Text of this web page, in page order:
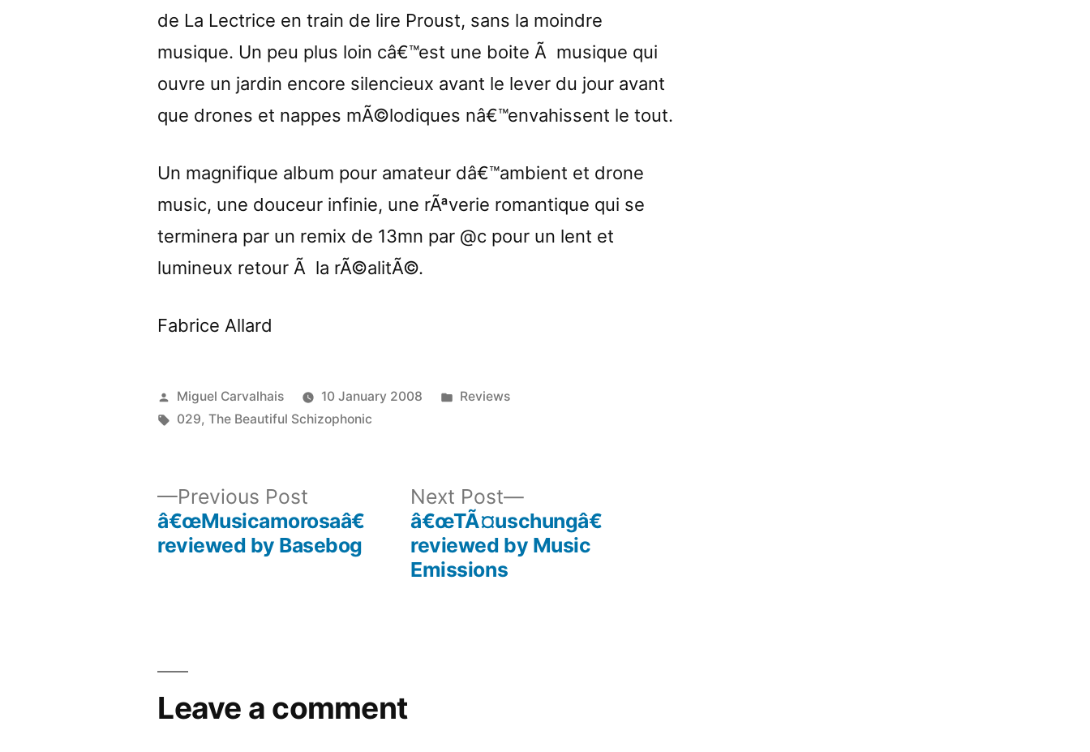
de La Lectrice en train de lire Proust, sans la moindre
musique. Un peu plus loin câ€™est une boite Ã musique qui
ouvre un jardin encore silencieux avant le lever du jour avant
que drones et nappes mÃ©lodiques nâ€™envahissent le tout.
Un magnifique album pour amateur dâ€™ambient et drone
music, une douceur infinie, une rÃªverie romantique qui se
terminera par un remix de 13mn par @c pour un lent et
lumineux retour Ã la rÃ©alitÃ©.
Fabrice Allard
Posted
by
Miguel Carvalhais 10 January 2008
Posted
Reviews
Tags:
029,The Beautiful Schizophonic
Previous Post
post:
â€œMusicamorosaâ€
reviewed by Basebog
Next Post
Next
post:
â€œTÃ¤uschungâ€
reviewed by Music
Emissions
Leave a comment